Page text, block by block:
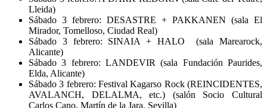
Lleida)
Sábado 3 febrero: DESASTRE + PAKKANEN (sala El
Mirador, Tomelloso, Ciudad Real)
Sábado 3 febrero: SINAIA + HALO (sala Marearock,
Alicante)
Sábado 3 febrero: LANDEVIR (sala Fundación Paurides,
Elda, Alicante)
Sábado 3 febrero: Festival Kagarso Rock (REINCIDENTES,
AVALANCH, DELALMA, etc.) (salón Socio Cultural
Carlos Cano, Martín de la Jara, Sevilla)